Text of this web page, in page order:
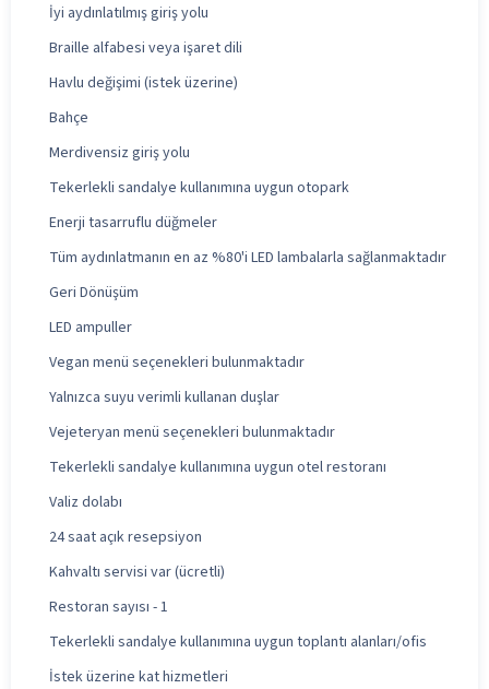
İyi aydınlatılmış giriş yolu
Braille alfabesi veya işaret dili
Havlu değişimi (istek üzerine)
Bahçe
Merdivensiz giriş yolu
Tekerlekli sandalye kullanımına uygun otopark
Enerji tasarruflu düğmeler
Tüm aydınlatmanın en az %80'i LED lambalarla sağlanmaktadır
Geri Dönüşüm
LED ampuller
Vegan menü seçenekleri bulunmaktadır
Yalnızca suyu verimli kullanan duşlar
Vejeteryan menü seçenekleri bulunmaktadır
Tekerlekli sandalye kullanımına uygun otel restoranı
Valiz dolabı
24 saat açık resepsiyon
Kahvaltı servisi var (ücretli)
Restoran sayısı - 1
Tekerlekli sandalye kullanımına uygun toplantı alanları/ofis
İstek üzerine kat hizmetleri